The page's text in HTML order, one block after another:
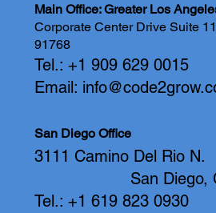
Main Office: Greater Los
Corporate Center Drive Suite
91768
Tel.: +1 909 629 0015
Email:
San Diego Office
3111 Camino
San Diego, CA
Tel.: +1 619 823 0930